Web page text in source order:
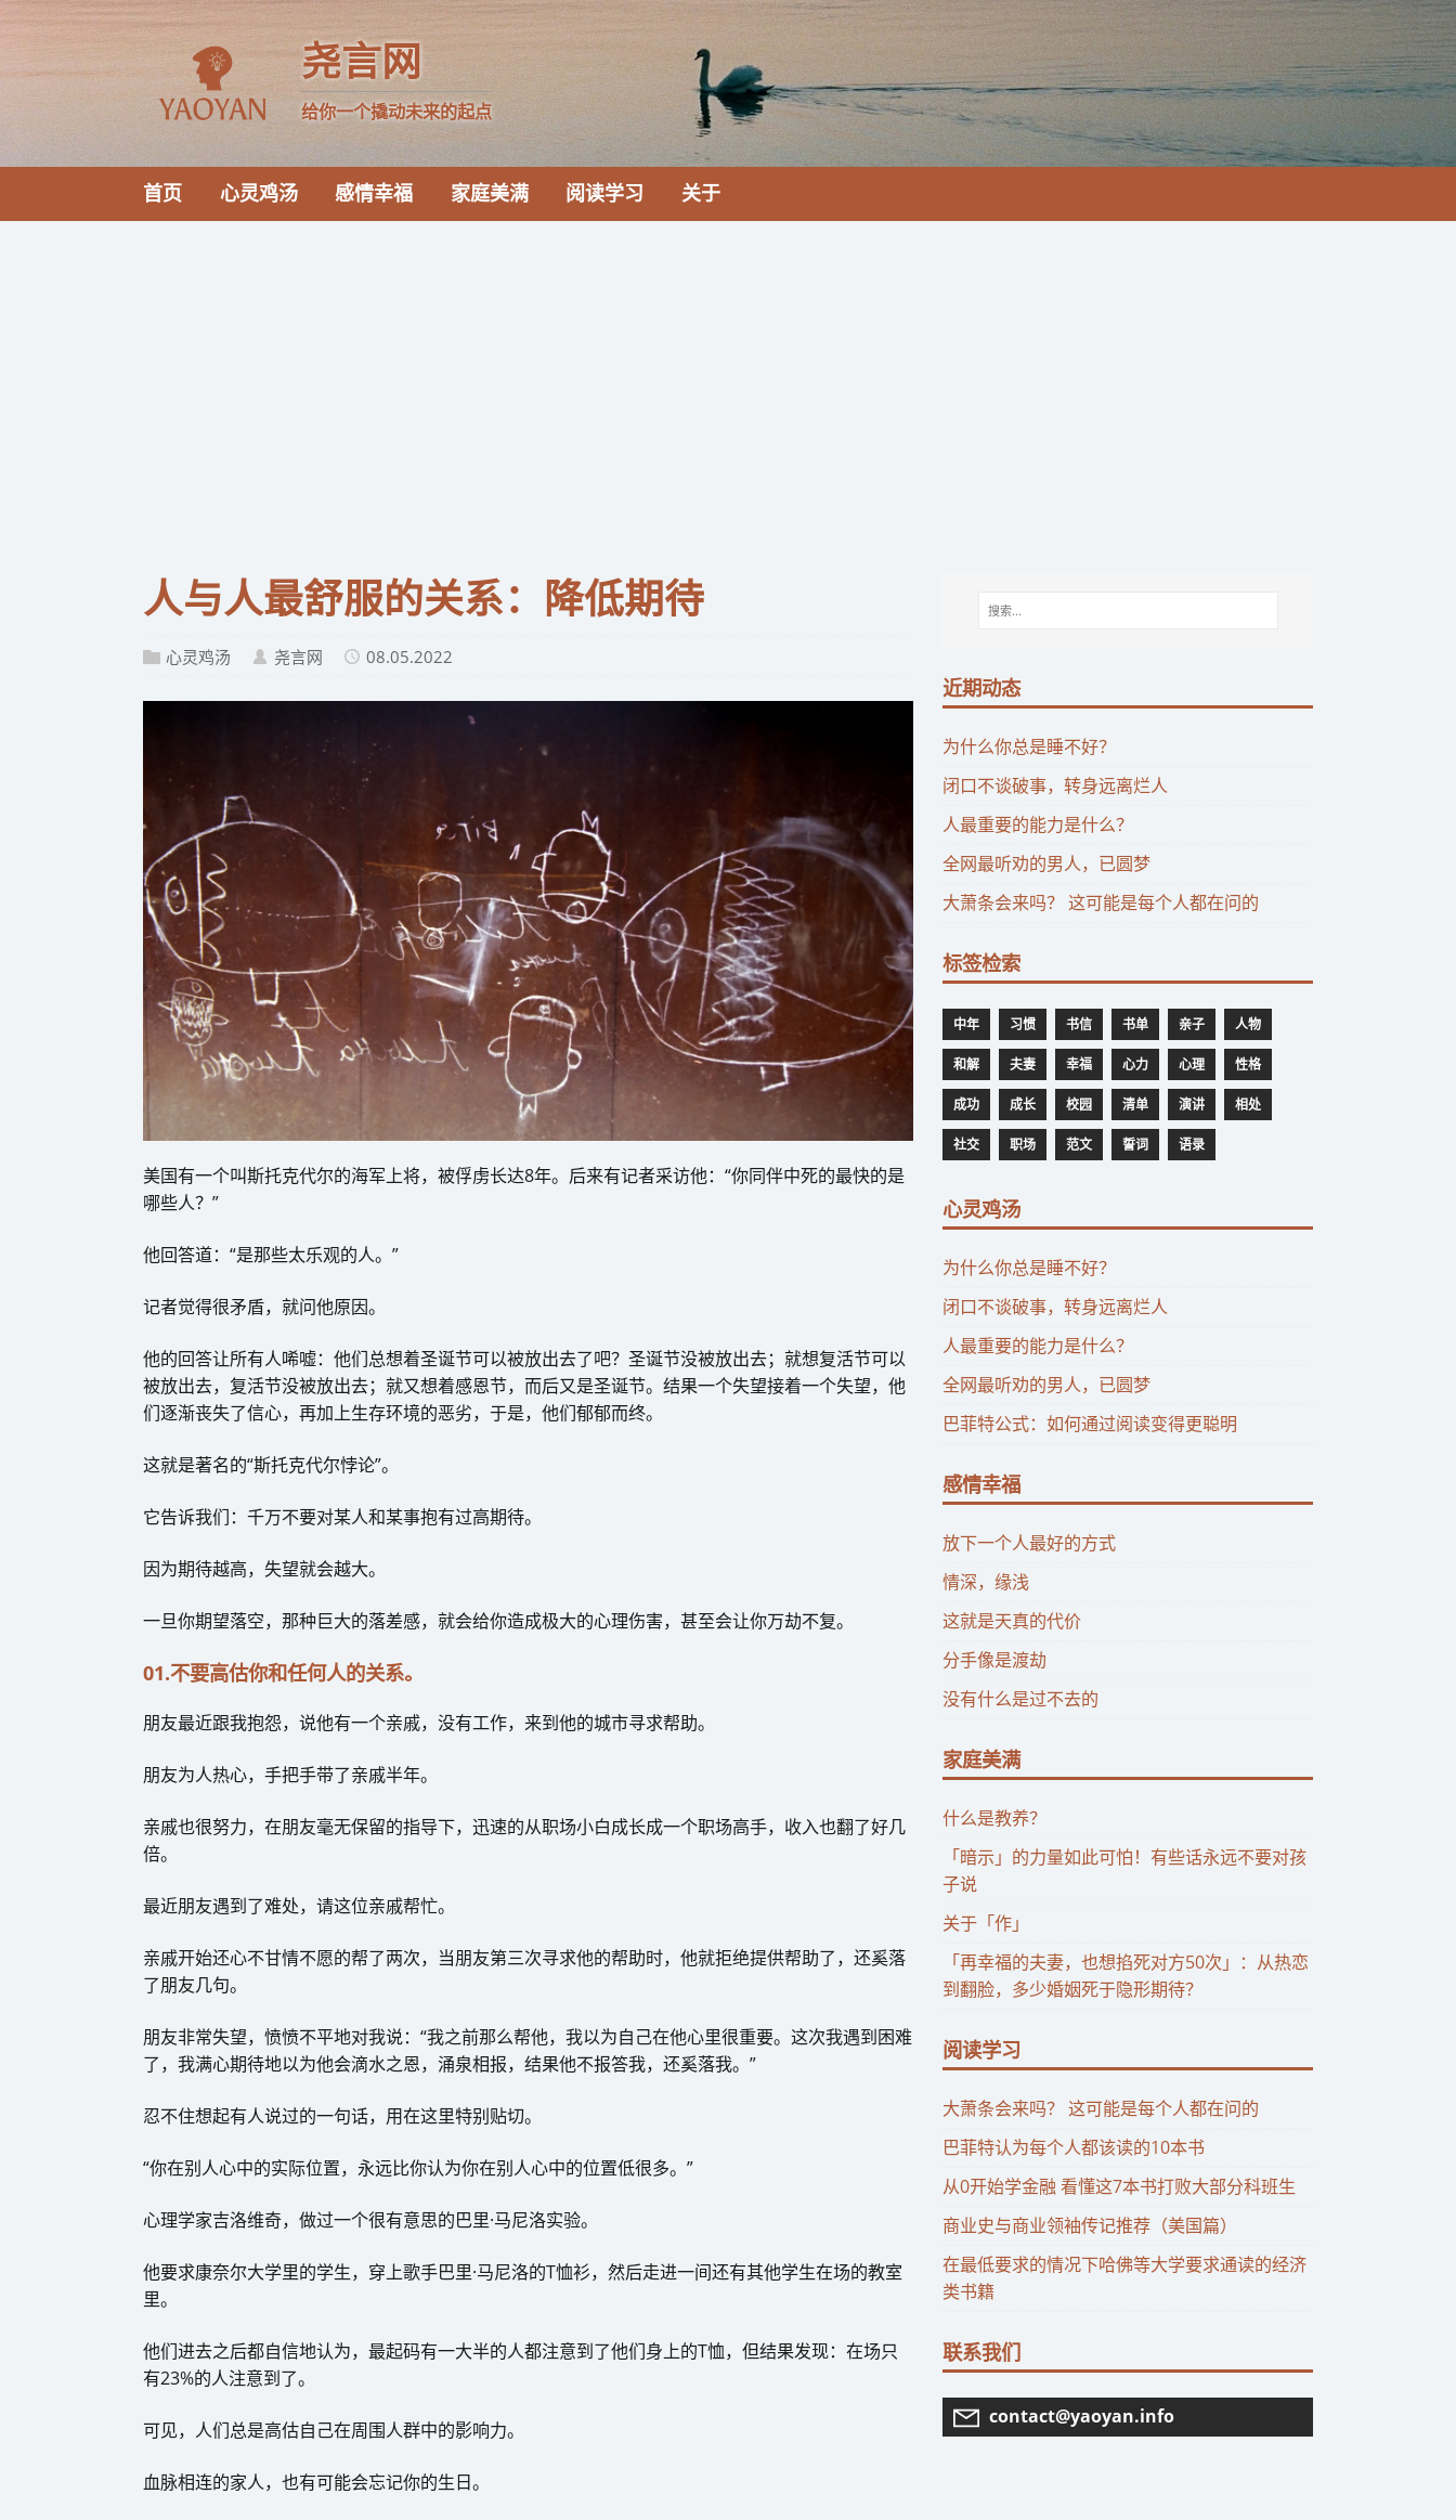
尧言网
给你一个撬动未来的起点
首页 心灵鸡汤 感情幸福 家庭美满 阅读学习 关于
人与人最舒服的关系：降低期待
心灵鸡汤 尧言网 08.05.2022
美国有一个叫斯托克代尔的海军上将，被俘虏长达8年。后来有记者采访他：“你同伴中死的最快的是
哪些人？”
他回答道：“是那些太乐观的人。”
记者觉得很矛盾，就问他原因。
他的回答让所有人唏嘘：他们总想着圣诞节可以被放出去了吧？圣诞节没被放出去；就想复活节可以
被放出去，复活节没被放出去；就又想着感恩节，而后又是圣诞节。结果一个失望接着一个失望，他
们逐渐丧失了信心，再加上生存环境的恶劣，于是，他们郁郁而终。
这就是著名的“斯托克代尔悖论”。
它告诉我们：千万不要对某人和某事抱有过高期待。
因为期待越高，失望就会越大。
一旦你期望落空，那种巨大的落差感，就会给你造成极大的心理伤害，甚至会让你万劫不复。
01.不要高估你和任何人的关系。
朋友最近跟我抱怨，说他有一个亲戚，没有工作，来到他的城市寻求帮助。
朋友为人热心，手把手带了亲戚半年。
亲戚也很努力，在朋友毫无保留的指导下，迅速的从职场小白成长成一个职场高手，收入也翻了好几
倍。
最近朋友遇到了难处，请这位亲戚帮忙。
亲戚开始还心不甘情不愿的帮了两次，当朋友第三次寻求他的帮助时，他就拒绝提供帮助了，还奚落
了朋友几句。
朋友非常失望，愤愤不平地对我说：“我之前那么帮他，我以为自己在他心里很重要。这次我遇到困难
了，我满心期待地以为他会滴水之恩，涌泉相报，结果他不报答我，还奚落我。”
忍不住想起有人说过的一句话，用在这里特别贴切。
“你在别人心中的实际位置，永远比你认为你在别人心中的位置低很多。”
心理学家吉洛维奇，做过一个很有意思的巴里·马尼洛实验。
他要求康奈尔大学里的学生，穿上歌手巴里·马尼洛的T恤衫，然后走进一间还有其他学生在场的教室
里。
他们进去之后都自信地认为，最起码有一大半的人都注意到了他们身上的T恤，但结果发现：在场只
有23%的人注意到了。
可见，人们总是高估自己在周围人群中的影响力。
血脉相连的家人，也有可能会忘记你的生日。
近期动态
为什么你总是睡不好？
闭口不谈破事，转身远离烂人
人最重要的能力是什么？
全网最听劝的男人，已圆梦
大萧条会来吗？ 这可能是每个人都在问的
标签检索
中年 习惯 书信 书单 亲子 人物
和解 夫妻 幸福 心力 心理 性格
成功 成长 校园 清单 演讲 相处
社交 职场 范文 誓词 语录
心灵鸡汤
为什么你总是睡不好？
闭口不谈破事，转身远离烂人
人最重要的能力是什么？
全网最听劝的男人，已圆梦
巴菲特公式：如何通过阅读变得更聪明
感情幸福
放下一个人最好的方式
情深，缘浅
这就是天真的代价
分手像是渡劫
没有什么是过不去的
家庭美满
什么是教养？
「暗示」的力量如此可怕！有些话永远不要对孩
子说
关于「作」
「再幸福的夫妻，也想掐死对方50次」：从热恋
到翻脸，多少婚姻死于隐形期待？
阅读学习
大萧条会来吗？ 这可能是每个人都在问的
巴菲特认为每个人都该读的10本书
从0开始学金融 看懂这7本书打败大部分科班生
商业史与商业领袖传记推荐（美国篇）
在最低要求的情况下哈佛等大学要求通读的经济
类书籍
联系我们
contact@yaoyan.info